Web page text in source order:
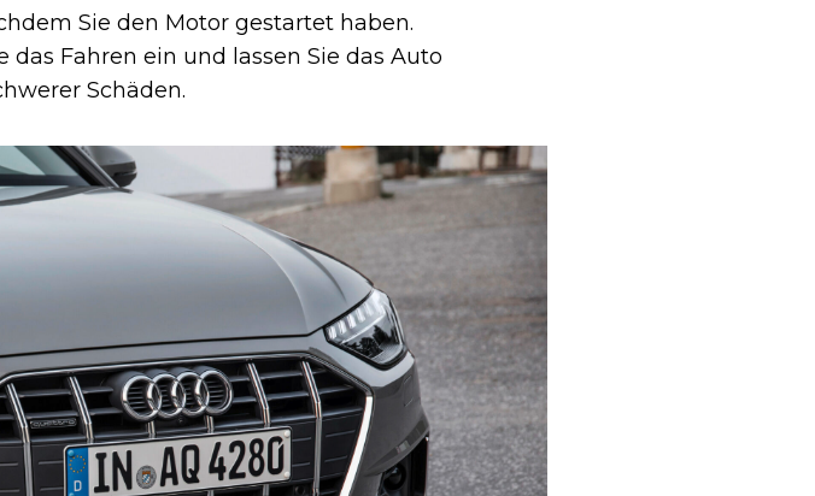
Sie den Motor gestartet haben.
das Fahren ein und lassen Sie das Auto
Schäden.